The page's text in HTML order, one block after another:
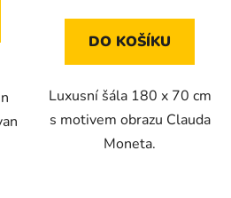
DO KOŠÍKU
Luxusní šála 180 x 70 cm
s motivem obrazu Clauda
Moneta.